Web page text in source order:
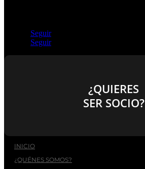
Seguir
Seguir
¿QUIERES
SER SOCIO?
INICIO
¿QUÉNES SOMOS?